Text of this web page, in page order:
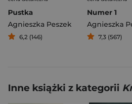
Pustka
Agnieszka Peszek
6,2 (146)
Numer 1
Agnieszka
7,3 (567)
Inne książki z kategorii